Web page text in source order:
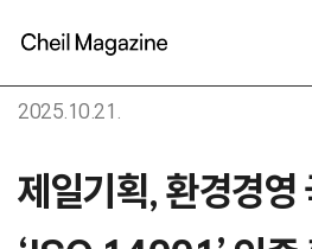
2025.10.21.
제일기획, 환경경영